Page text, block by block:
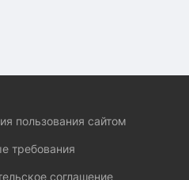
пользования сайтом
требования
соглашение